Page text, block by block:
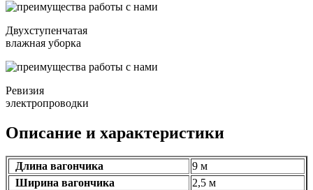
Двухступенчатая
влажная уборка
Ревизия
электропроводки
Описание и характеристики
Длина вагончика
9 м
Ширина вагончика
2,5 м